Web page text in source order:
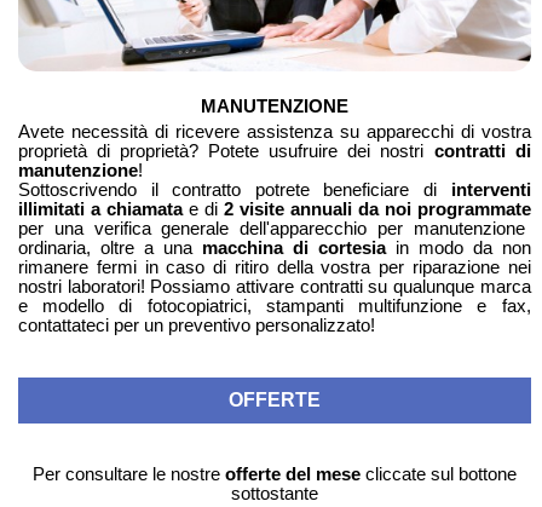
MANUTENZIONE
Avete necessità di ricevere assistenza su apparecchi di vostra
proprietà di proprietà? Potete usufruire dei nostri contratti di
manutenzione!
Sottoscrivendo il contratto potrete beneficiare di interventi
illimitati a chiamatae di2 visite annuali da noi programmate
per una verifica generale dell'apparecchio per manutenzione
ordinaria, oltre a unamacchina di cortesiain modo da non
rimanere fermi in caso di ritiro della vostra per riparazione nei
nostri laboratori! Possiamo attivare contratti su qualunque marca
e modello di fotocopiatrici, stampanti multifunzione e fax,
contattateci per un preventivo personalizzato!
OFFERTE
Per consultare le nostreofferte del mesecliccate sul bottone
sottostante